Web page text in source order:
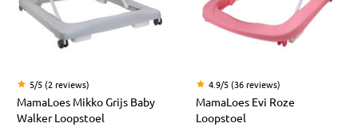
5/5 (2 reviews)
MamaLoes Mikko Grijs Baby
Walker Loopstoel
4.9/5 (36 reviews)
MamaLoes Evi Roze
Loopstoel